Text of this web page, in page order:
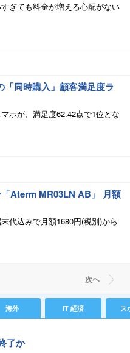
ぎても料金が増える心配がない
同時購入」顧客満足度ラ
ホが、満足度62.42点で1位とな
Aterm MR03LN AB」 月額
代込みで月額1680円(税別)から
次ヘ
海外 IT 経済 ス
了か